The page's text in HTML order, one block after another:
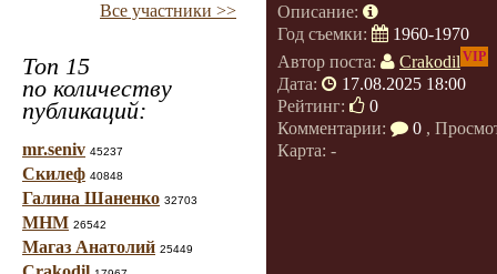
Все участники >>
Топ 15
по количеству
публикаций:
mr.seniv 45237
Скилеф 40848
Галина Шаненко 32703
МНМ 26542
Магаз Анатолий 25449
Описание:
Год съемки:
1960-1970
Автор поста:
Crakodil VIP
Дата:
17.08.2025 18:00
Рейтинг:
0
Комментарии:
0 ,
Карта: -